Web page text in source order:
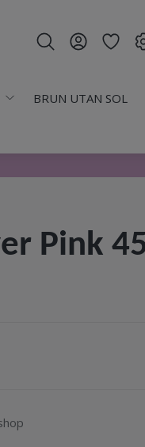
BRUN UTAN SOL
Pink